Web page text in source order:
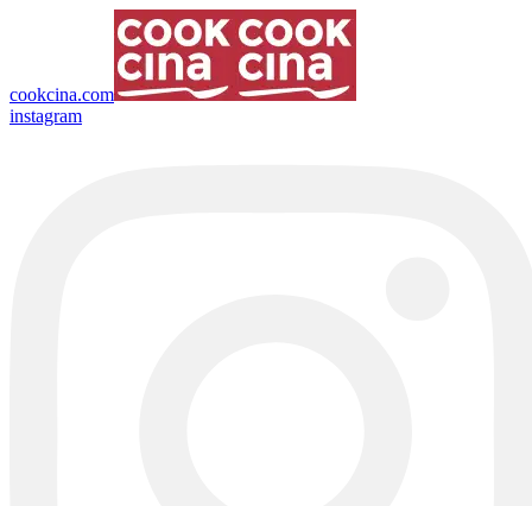
cookcina.com
instagram